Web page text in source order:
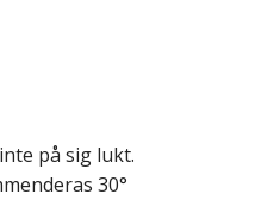
på sig lukt.
30°